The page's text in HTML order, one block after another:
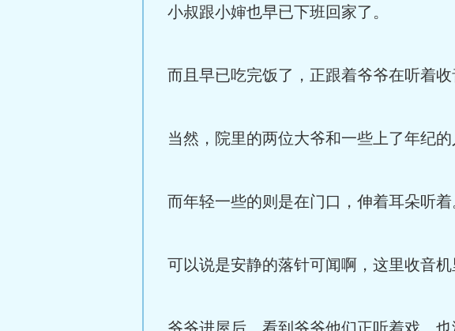
小叔跟小婶也早已下班回家了。
而且早已吃完饭了，正跟着爷爷在听着收
当然，院里的两位大爷和一些上了年纪的
而年轻一些的则是在门口，伸着耳朵听着
可以说是安静的落针可闻啊，这里收音